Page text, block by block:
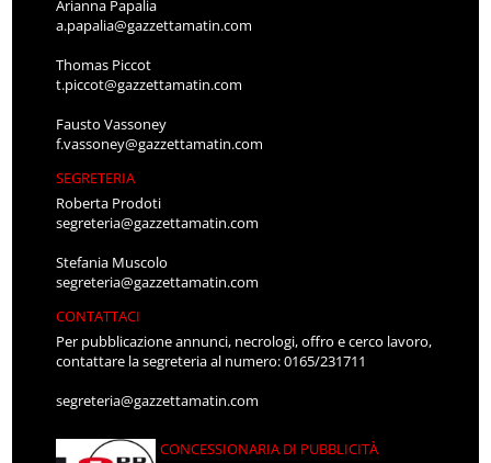
Arianna Papalia
a.papalia@gazzettamatin.com
Thomas Piccot
t.piccot@gazzettamatin.com
Fausto Vassoney
f.vassoney@gazzettamatin.com
SEGRETERIA
Roberta Prodoti
segreteria@gazzettamatin.com
Stefania Muscolo
segreteria@gazzettamatin.com
CONTATTACI
Per pubblicazione annunci, necrologi, offro e cerco lavoro,
contattare la segreteria al numero: 0165/231711
segreteria@gazzettamatin.com
CONCESSIONARIA DI PUBBLICITÀ